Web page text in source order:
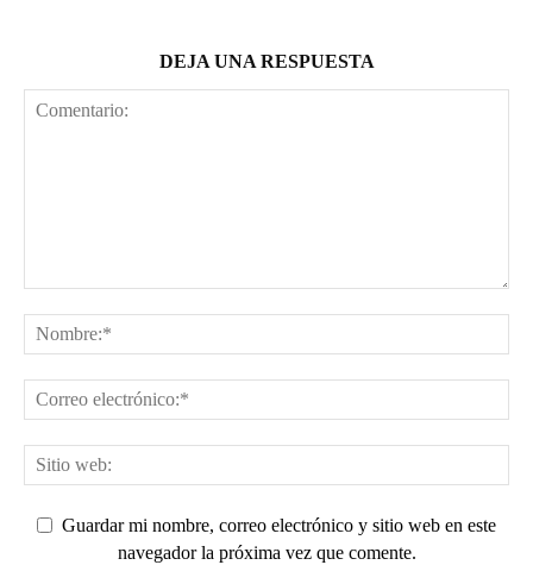
DEJA UNA RESPUESTA
Guardar mi nombre, correo electrónico y sitio web en este
navegador la próxima vez que comente.